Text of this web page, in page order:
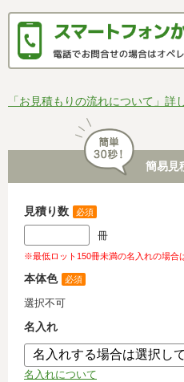
「お見積もりの流れについて」詳
簡易見
見積り数 必須
冊
※最低ロット150冊未満の名入れの場合
本体色 必須
選択不可
名入れ
名入れについて